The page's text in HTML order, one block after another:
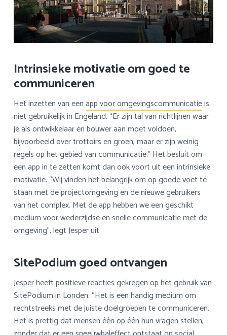
Intrinsieke motivatie om goed te
communiceren
Het inzetten van eenapp voor omgevingscommunicatieis
niet gebruikelijk in Engeland. “Er zijn tal van richtlijnen waar
je als ontwikkelaar en bouwer aan moet voldoen,
bijvoorbeeld over trottoirs en groen, maar er zijn weinig
regels op het gebied van communicatie.” Het besluit om
een app in te zetten komt dan ook voort uit een intrinsieke
motivatie. “Wij vinden het belangrijk om op goede voet te
staan met de projectomgeving en de nieuwe gebruikers
van het complex. Met de app hebben we een geschikt
medium voor wederzijdse en snelle communicatie met de
omgeving”, legt Jesper uit.
SitePodium goed ontvangen
Jesper heeft positieve reacties gekregen op het gebruik van
SitePodium in Londen. “Het is een handig medium om
rechtstreeks met de juiste doelgroepen te communiceren.
Het is prettig dat mensen één op één hun vragen stellen,